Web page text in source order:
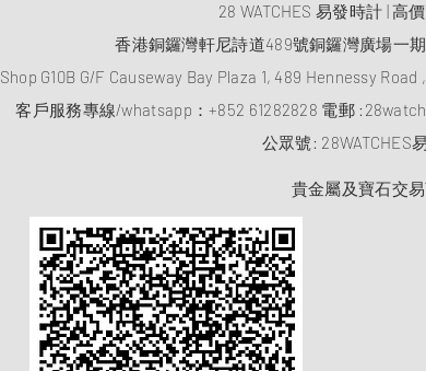
28 WATCHES 易發時計 | 高
香港銅鑼灣軒尼詩道489號銅鑼灣廣場一期
Shop G10B G/F Causeway Bay Plaza 1, 489 Hennessy Road
客戶服務專線/whatsapp：+852 61282828 電郵 :
公眾號: 28WATCHES
貴金屬及寶石交